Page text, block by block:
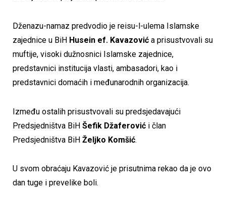
Dženazu-namaz predvodio je reisu-l-ulema Islamske
zajednice u BiH Husein ef. Kavazović a prisustvovali su
muftije, visoki dužnosnici Islamske zajednice,
predstavnici institucija vlasti, ambasadori, kao i
predstavnici domaćih i međunarodnih organizacija.
Između ostalih prisustvovali su predsjedavajući
Predsjedništva BiH Šefik Džaferović i član
Predsjedništva BiH Željko Komšić.
U svom obraćaju Kavazović je prisutnima rekao da je ovo
dan tuge i prevelike boli.